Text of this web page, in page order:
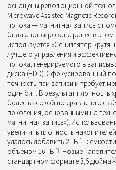
оснащены революционной
Microwave Assisted Magnetic
потока — магнитная запись с
была анонсирована ранее в этом
используется «Осциллятор
лучшего управления и
потока, генерируемого в
диска (HDD). Сфокусированный
точность при записи и требует
один бит. В результат плотность
более высокой по сравнению с
поколения, основанными на
магнитная запись»).
увеличить плотность
удалось добавить 2 ТБ[1] к
объёмом 16 ТБ[1]. Новые
стандартном формате 3,5 дюйма[2]